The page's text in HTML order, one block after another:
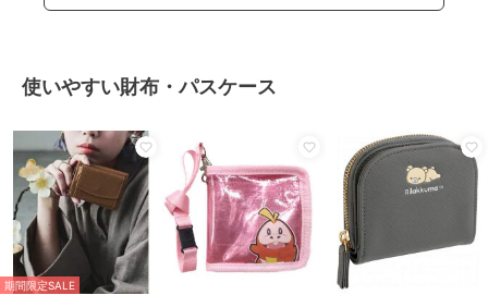
使いやすい財布・パスケース
期間限定SALE